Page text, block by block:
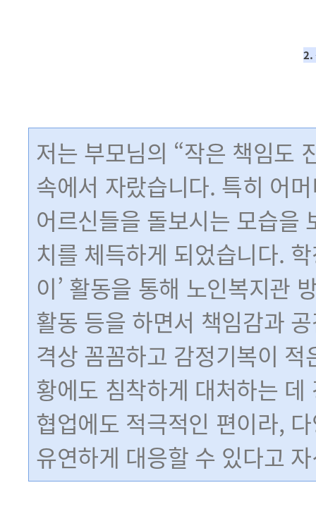
2.
저는 부모님의 “작은 책임도
속에서 자랐습니다. 특히 어
어르신들을 돌보시는 모습을
치를 체득하게 되었습니다.
이’ 활동을 통해 노인복지관
활동 등을 하면서 책임감과
격상 꼼꼼하고 감정기복이
황에도 침착하게 대처하는
협업에도 적극적인 편이라,
유연하게 대응할 수 있다고